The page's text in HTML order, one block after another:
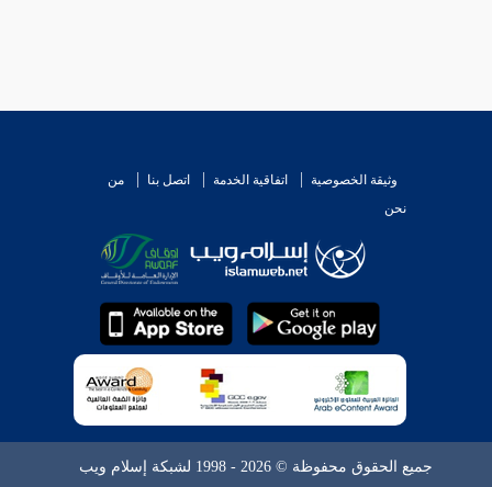
وثيقة الخصوصية اتفاقية الخدمة اتصل بنا
من
نحن
جميع الحقوق محفوظة © 2026 - 1998 لشبكة إسلام ويب